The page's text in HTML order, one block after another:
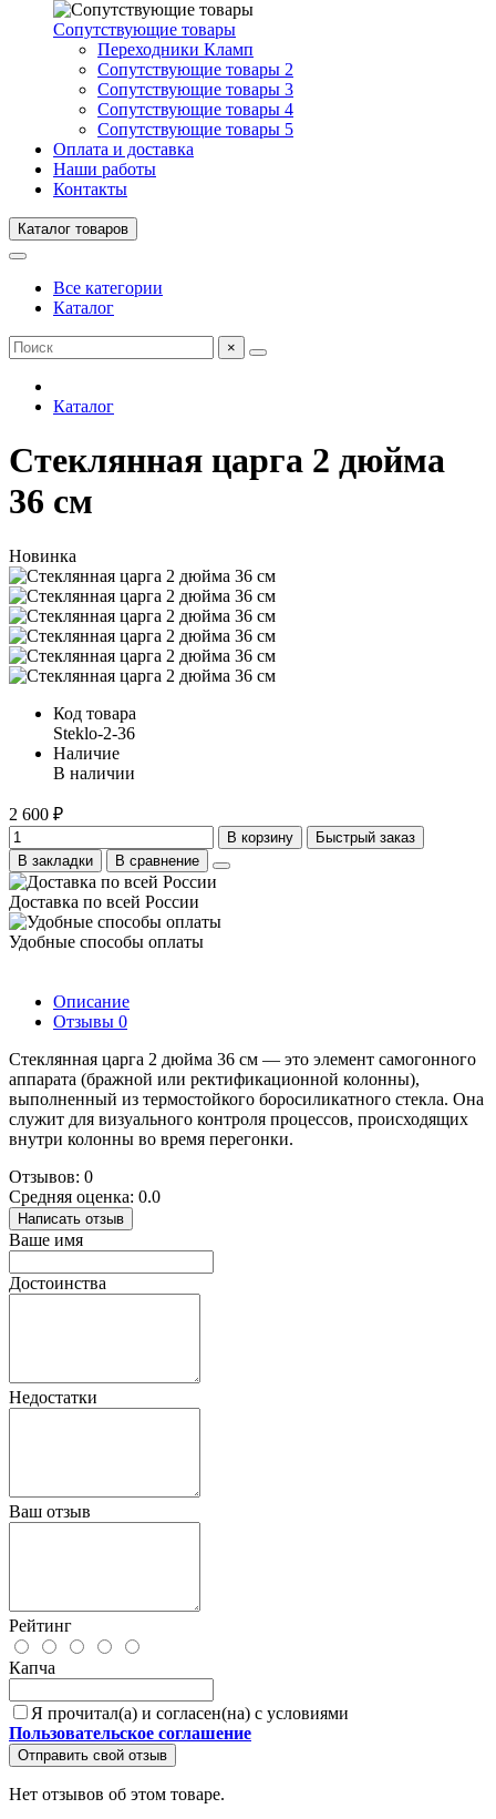
Сопутствующие товары
Переходники Кламп
Сопутствующие товары 2
Сопутствующие товары 3
Сопутствующие товары 4
Сопутствующие товары 5
Оплата и доставка
Наши работы
Контакты
Каталог товаров
Все категории
Каталог
×
Каталог
Стеклянная царга 2 дюйма
36 см
Новинка
Код товара
Steklo-2-36
Наличие
В наличии
2 600 ₽
В корзину
Быстрый заказ
В закладки
В сравнение
Доставка по всей России
Удобные способы оплаты
Описание
Отзывы 0
Стеклянная царга 2 дюйма 36 см — это элемент самогонного
аппарата (бражной или ректификационной колонны),
выполненный из термостойкого боросиликатного стекла. Она
служит для визуального контроля процессов, происходящих
внутри колонны во время перегонки.
Отзывов: 0
Средняя оценка: 0.0
Написать отзыв
Ваше имя
Достоинства
Недостатки
Ваш отзыв
Рейтинг
Капча
Я прочитал(а) и согласен(на) с условиями
Пользовательское соглашение
Отправить свой отзыв
Нет отзывов об этом товаре.